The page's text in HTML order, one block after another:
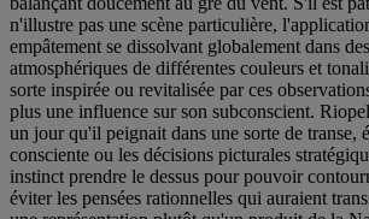
n'illustre pas une scène particulière,
empâtement se dissolvant globalement dans
atmosphériques de différentes couleurs et
sorte inspirée ou revitalisée par ces
plus une influence sur son subconscient.
un jour qu'il peignait dans une sorte de transe,
consciente ou les décisions picturales
instinct prendre le dessus pour pouvoir
éviter les pensées rationnelles qui auraient